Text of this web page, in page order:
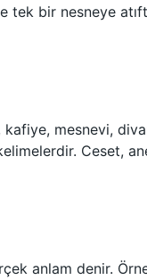
tek bir nesneye
mesnevi,
Ceset,
anlam denir.